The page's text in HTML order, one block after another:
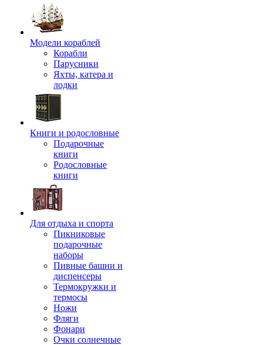
Модели кораблей
Корабли
Парусники
Яхты, катера и
лодки
Книги и родословные
Подарочные
книги
Родословные
книги
Для отдыха и спорта
Пикниковые
подарочные
наборы
Пивные башни и
диспенсеры
Термокружки и
термосы
Ножи
Фляги
Фонари
Очки солнечные